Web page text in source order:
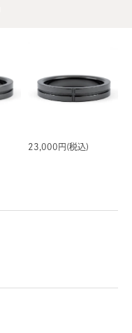
23,000円(税込)